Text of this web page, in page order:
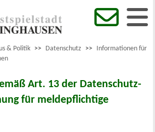
& Politik >> Datenschutz >> Informationen für
Art. 13 der Datenschutz-
für meldepflichtige